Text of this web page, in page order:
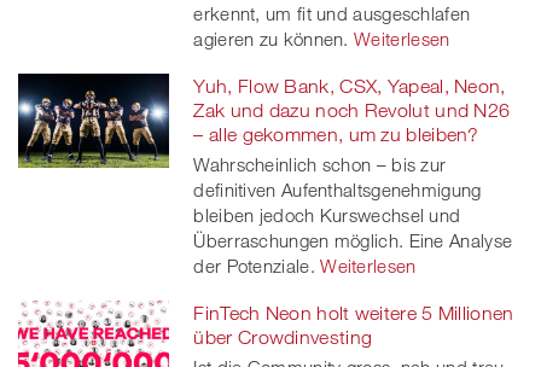
erkennt, um fit und ausgeschlafen
agieren zu können. Weiterlesen
Yuh, Flow Bank, CSX, Yapeal, Neon,
Zak und dazu noch Revolut und N26
– alle gekommen, um zu bleiben?
Wahrscheinlich schon – bis zur
definitiven Aufenthaltsgenehmigung
bleiben jedoch Kurswechsel und
Überraschungen möglich. Eine Analyse
der Potenziale. Weiterlesen
FinTech Neon holt weitere 5 Millionen
über Crowdinvesting